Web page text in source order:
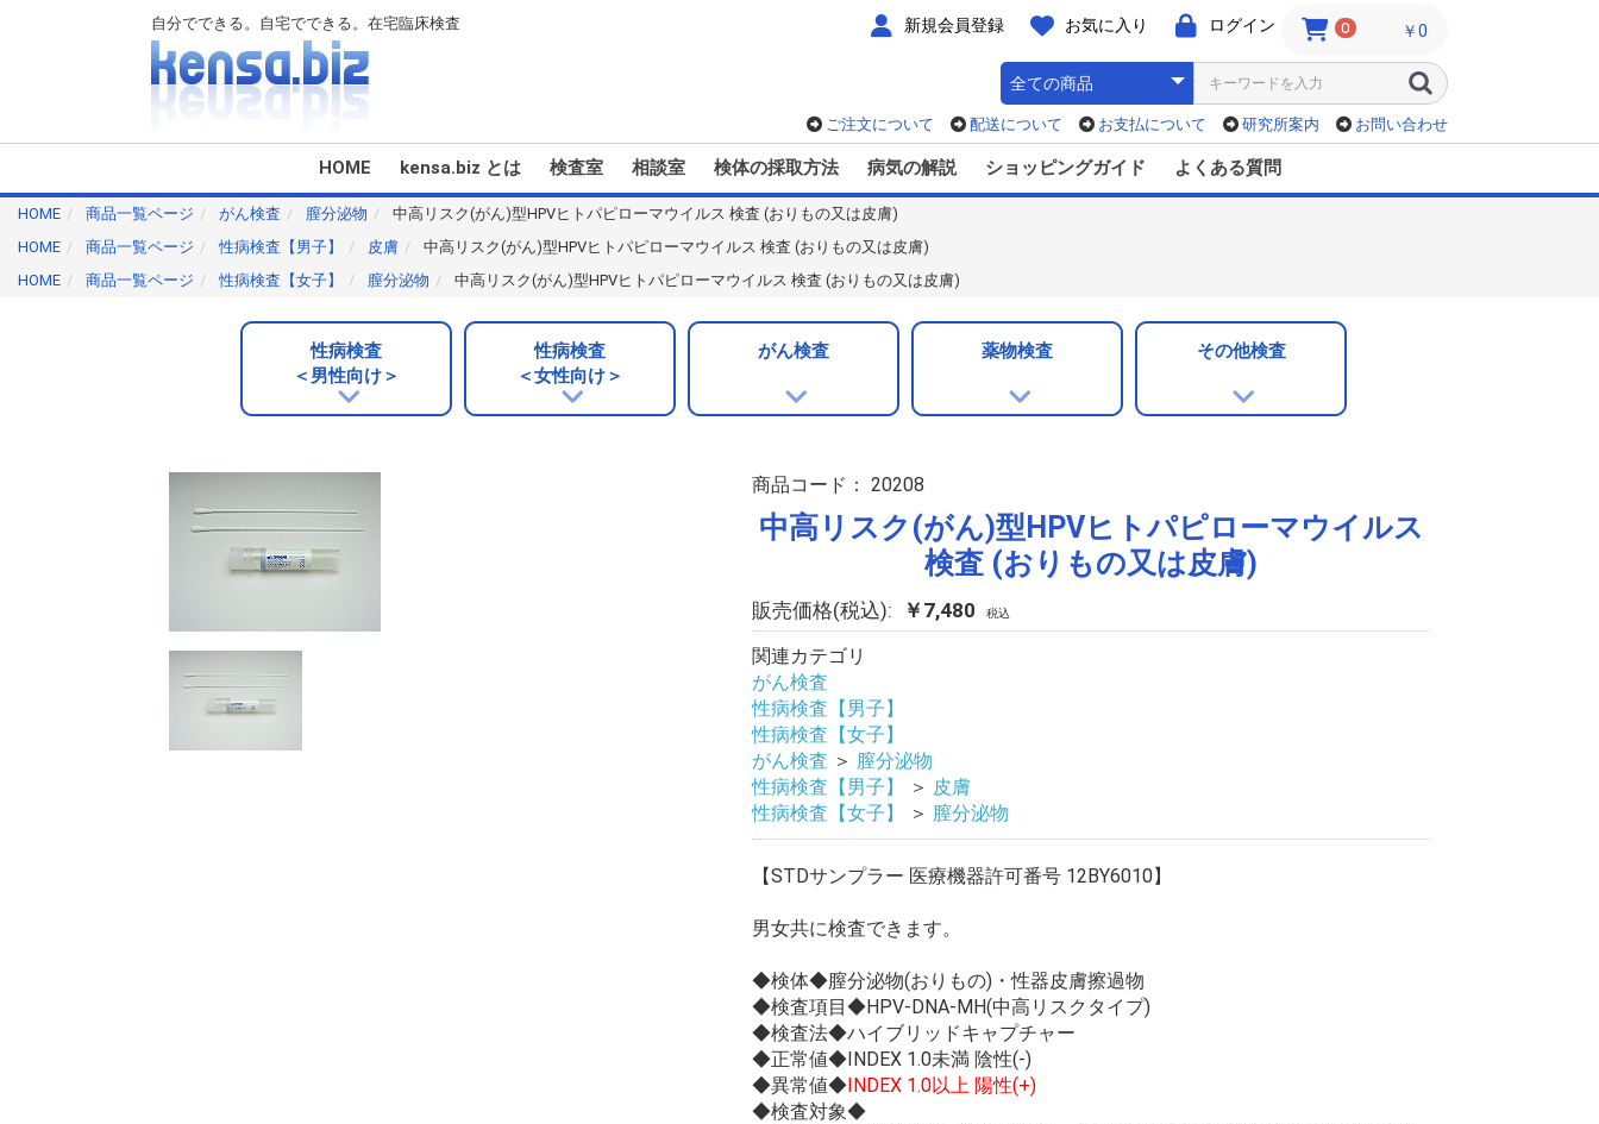
自分でできる。自宅でできる。在宅臨床検査 0 ￥0
新規会員登録 お気に入り ログイン
ご注文について 配送について お支払について 研究所案内 お問い合わせ
HOME kensa.biz とは 検査室 相談室 検体の採取方法 病気の解説 ショッピングガイド よくある質問
HOME 商品一覧ページ がん検査 膣分泌物
中高リスク(がん)型HPVヒトパピローマウイルス 検査 (おりもの又は皮膚)
HOME
商品一覧ページ 性病検査【男子】 皮膚
中高リスク(がん)型HPVヒトパピローマウイルス 検査 (おりもの又は皮膚)
HOME
商品一覧ページ 性病検査【女子】 膣分泌物 中高リスク(がん)型HPVヒトパピローマウイルス 検査 (おりもの又は皮膚)
性病検査
＜男性向け＞
性病検査
＜女性向け＞
がん検査 薬物検査 その他検査
商品コード： 20208
中高リスク(がん)型HPVヒトパピローマウイルス
検査 (おりもの又は皮膚)
販売価格(税込): ￥7,480 税込
関連カテゴリ
がん検査
性病検査【男子】
性病検査【女子】
がん検査 ＞ 膣分泌物
性病検査【男子】
＞ 皮膚
性病検査【女子】
＞ 膣分泌物
【STDサンプラー 医療機器許可番号 12BY6010】
男女共に検査できます。
◆検体◆膣分泌物(おりもの)・性器皮膚擦過物
◆検査項目◆HPV-DNA-MH(中高リスクタイプ)
◆検査法◆ハイブリッドキャプチャー
◆正常値◆INDEX 1.0未満 陰性(-)
◆異常値◆INDEX 1.0以上 陽性(+)
◆検査対象◆